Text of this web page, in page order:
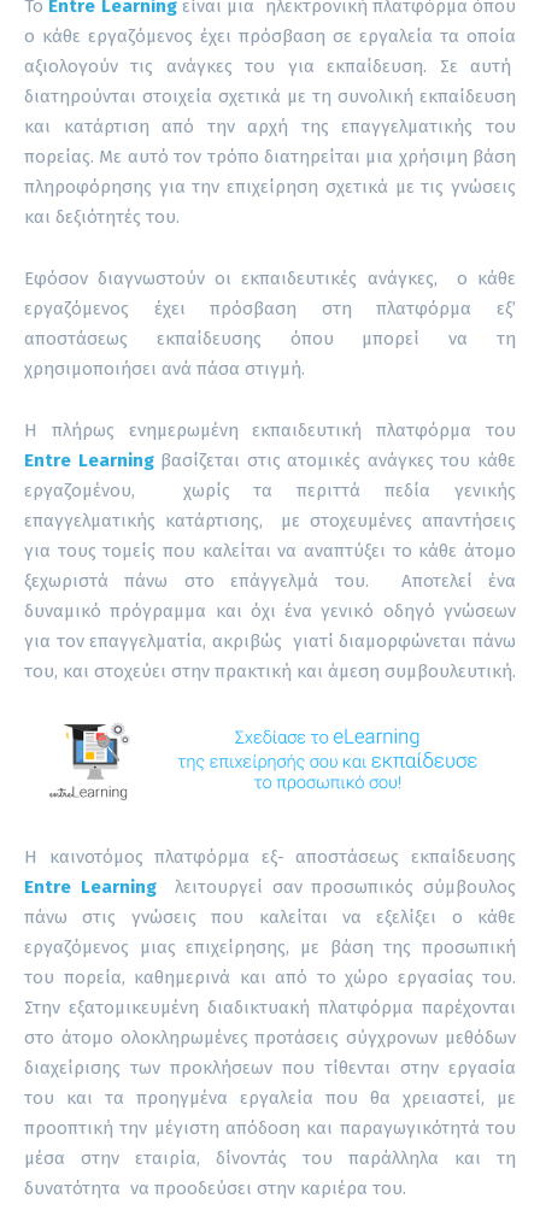
Το Entre Learning είναι μια ηλεκτρονική πλατφόρμα όπου
ο κάθε εργαζόμενος έχει πρόσβαση σε εργαλεία τα οποία
αξιολογούν τις ανάγκες του για εκπαίδευση. Σε αυτή
διατηρούνται στοιχεία σχετικά με τη συνολική εκπαίδευση
και κατάρτιση από την αρχή της επαγγελματικής του
πορείας. Με αυτό τον τρόπο διατηρείται μια χρήσιμη βάση
πληροφόρησης για την επιχείρηση σχετικά με τις γνώσεις
και δεξιότητές του.
Εφόσον διαγνωστούν οι εκπαιδευτικές ανάγκες, ο κάθε
εργαζόμενος έχει πρόσβαση στη πλατφόρμα εξ’
αποστάσεως εκπαίδευσης όπου μπορεί να τη
χρησιμοποιήσει ανά πάσα στιγμή.
Η πλήρως ενημερωμένη εκπαιδευτική πλατφόρμα του
Entre Learningβασίζεται στις ατομικές ανάγκες του κάθε
εργαζομένου, χωρίς τα περιττά πεδία γενικής
επαγγελματικής κατάρτισης, με στοχευμένες απαντήσεις
για τους τομείς που καλείται να αναπτύξει το κάθε άτομο
ξεχωριστά πάνω στο επάγγελμά του. Αποτελεί ένα
δυναμικό πρόγραμμα και όχι ένα γενικό οδηγό γνώσεων
για τον επαγγελματία, ακριβώς γιατί διαμορφώνεται πάνω
του, και στοχεύει στην πρακτική και άμεση συμβουλευτική.
Η καινοτόμος πλατφόρμα εξ- αποστάσεως εκπαίδευσης
Entre Learningλειτουργεί σαν προσωπικός σύμβουλος
πάνω στις γνώσεις που καλείται να εξελίξει ο κάθε
εργαζόμενος μιας επιχείρησης, με βάση της προσωπική
του πορεία, καθημερινά και από το χώρο εργασίας του.
Στην εξατομικευμένη διαδικτυακή πλατφόρμα παρέχονται
στο άτομο ολοκληρωμένες προτάσεις σύγχρονων μεθόδων
διαχείρισης των προκλήσεων που τίθενται στην εργασία
του και τα προηγμένα εργαλεία που θα χρειαστεί, με
προοπτική την μέγιστη απόδοση και παραγωγικότητά του
μέσα στην εταιρία, δίνοντάς του παράλληλα και τη
δυνατότητα να προοδεύσει στην καριέρα του.